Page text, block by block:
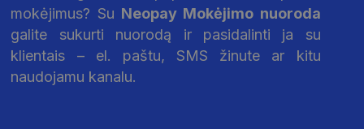
mokėjimus? Su Neopay Mokėjimo nuoroda
galite sukurti nuorodą ir pasidalinti ja su
klientais – el. paštu, SMS žinute ar kitu
naudojamu kanalu.